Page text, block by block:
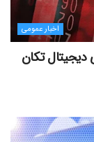
اخبار عمومی
دیجیتال تکان